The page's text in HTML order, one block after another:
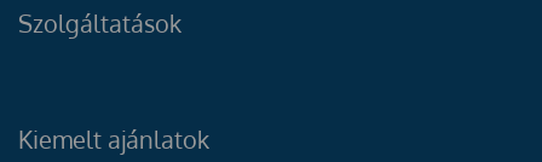
Szolgáltatások
Kiemelt ajánlatok